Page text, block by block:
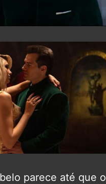
parece até que o